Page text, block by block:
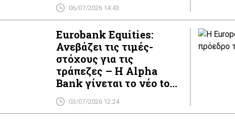
06/07/2026 14:43
Eurobank Equities:
Ανεβάζει τις τιμές-
στόχους για τις
τράπεζες – Η Alpha
Bank γίνεται το νέο top
pick03/07/2026 12:24